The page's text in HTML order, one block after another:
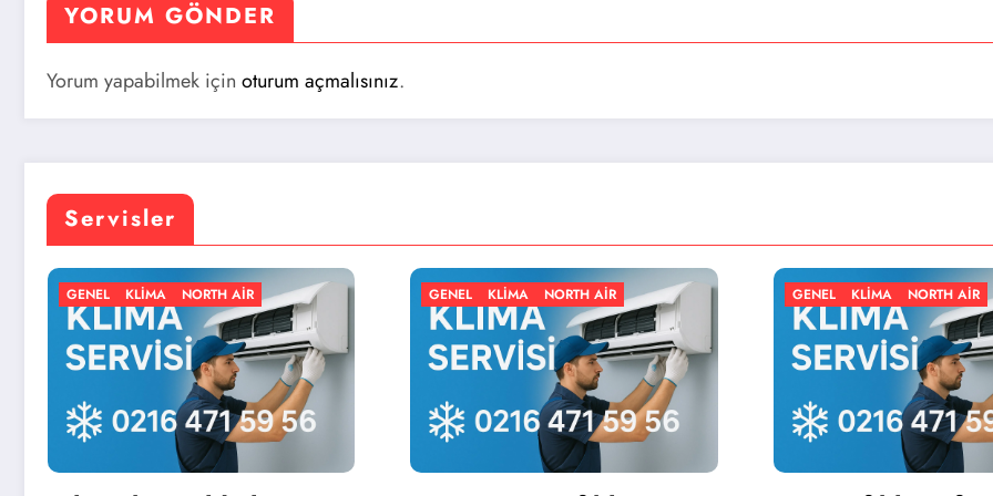
YORUM GÖNDER
Yorum yapabilmek için oturum açmalısınız.
Servisler
NORTH AIR GENEL KLIMA NORTH AIR GENEL KLIMA NORTH AIR